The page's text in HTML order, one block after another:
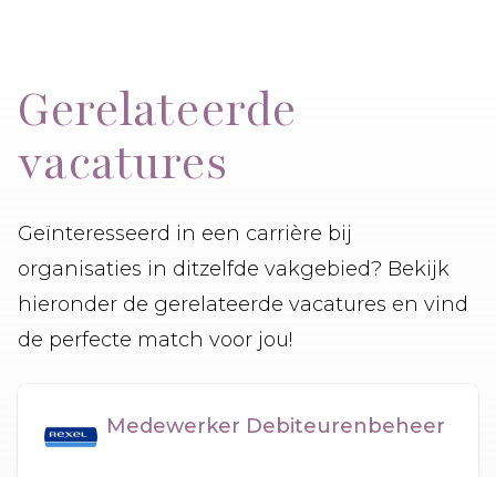
Gerelateerde
vacatures
Geïnteresseerd in een carrière bij
organisaties in ditzelfde vakgebied? Bekijk
hieronder de gerelateerde vacatures en vind
de perfecte match voor jou!
Medewerker Debiteurenbeheer